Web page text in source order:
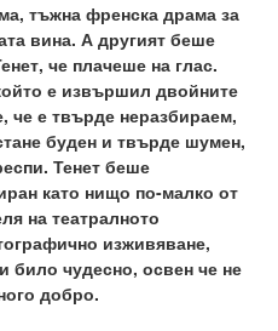
тъжна френска драма за
вина. А другият беше
че плачеше на глас.
е извършил двойните
че е твърде неразбираем,
буден и твърде шумен,
Тенет беше
като нищо по-малко от
на театралното
изживяване,
било чудесно, освен че не
добро.